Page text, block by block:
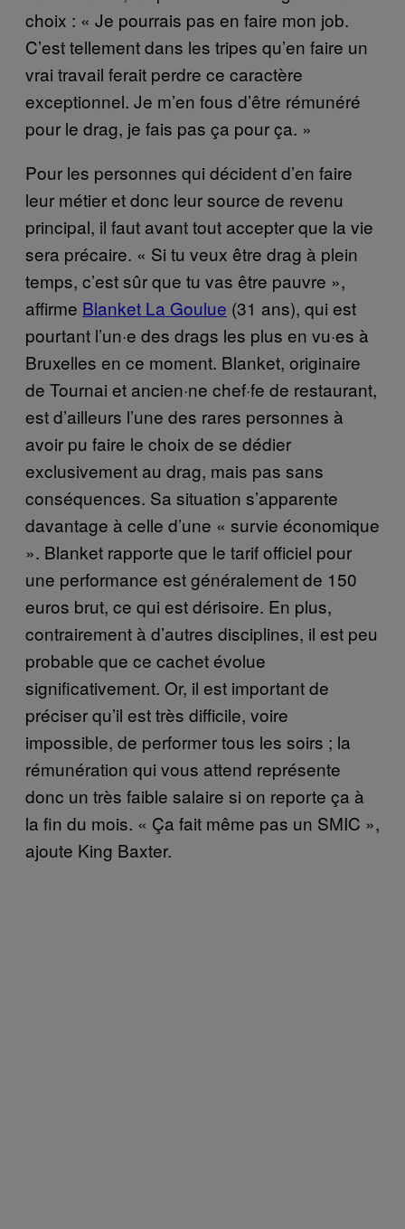
choix : « Je pourrais pas en faire mon job.
C’est tellement dans les tripes qu’en faire un
vrai travail ferait perdre ce caractère
exceptionnel. Je m’en fous d’être rémunéré
pour le drag, je fais pas ça pour ça. »
Pour les personnes qui décident d’en faire
leur métier et donc leur source de revenu
principal, il faut avant tout accepter que la vie
sera précaire. « Si tu veux être drag à plein
temps, c’est sûr que tu vas être pauvre »,
affirme Blanket La Goulue (31 ans), qui est
pourtant l’un·e des drags les plus en vu·es à
Bruxelles en ce moment. Blanket, originaire
de Tournai et ancien·ne chef·fe de restaurant,
est d’ailleurs l’une des rares personnes à
avoir pu faire le choix de se dédier
exclusivement au drag, mais pas sans
conséquences. Sa situation s’apparente
davantage à celle d’une « survie économique
». Blanket rapporte que le tarif officiel pour
une performance est généralement de 150
euros brut, ce qui est dérisoire. En plus,
contrairement à d’autres disciplines, il est peu
probable que ce cachet évolue
significativement. Or, il est important de
préciser qu’il est très difficile, voire
impossible, de performer tous les soirs ; la
rémunération qui vous attend représente
donc un très faible salaire si on reporte ça à
la fin du mois. « Ça fait même pas un SMIC »,
ajoute King Baxter.